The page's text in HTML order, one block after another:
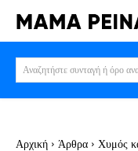
Αναζητήστε συνταγή ή όρο
Αρχική Άρθρα
Xυμός